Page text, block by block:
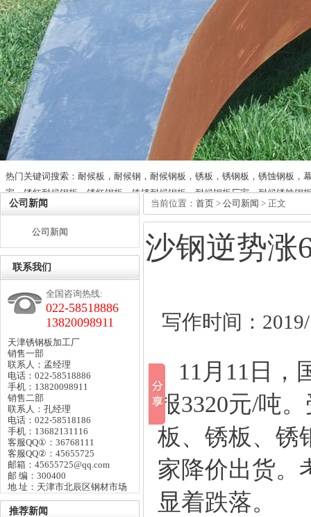
热门关键词搜索：耐候板，耐候钢，耐候钢板，锈板，锈钢板，锈蚀钢板，
家，锈红耐候钢板，锈红钢板，铁锈耐候钢板，耐候钢板厂家，耐候锈蚀钢
公司新闻
公司新闻
联系我们
全国咨询热线:
022-58518886
13820098911
天津锈钢板加工厂
销售一部
联系人：孟经理
电话：022-58518886
手机：13820098911
销售二部
联系人：孔经理
电话：022-58518186
手机：13682131116
客服QQ①：36768111
客服QQ②：45655725
邮箱：45655725@qq.com
邮 编：300400
地 址：天津市北辰区钢材市场
推荐新闻
当前位置： 首页 > 公司新闻 > 正文
沙钢逆势涨
写作时间：
11月11日，
报3320元/吨
板、 锈板、 锈
家降价出货。
显着跌落。